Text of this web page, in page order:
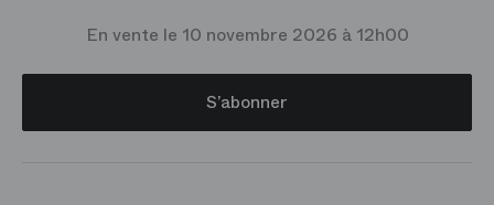
En vente le 10 novembre 2026 à 12h00
S’abonner